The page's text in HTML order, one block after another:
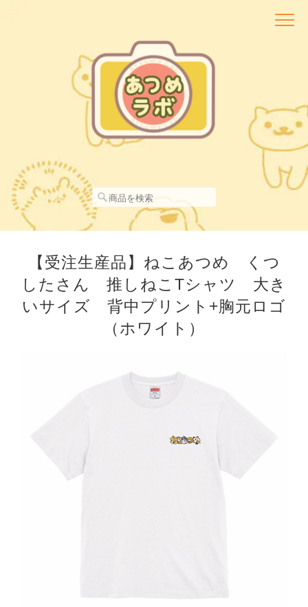
【受注生産品】ねこあつめ くつ
したさん 推しねこTシャツ 大き
いサイズ 背中プリント+胸元ロゴ
（ホワイト）